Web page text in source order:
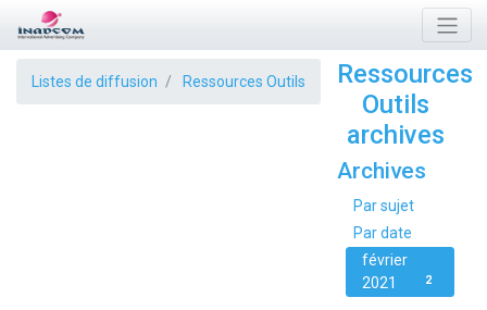
Listes de diffusion Ressources Outils
Ressources
Outils
archives
Archives
Par sujet
Par date
février
2021
2